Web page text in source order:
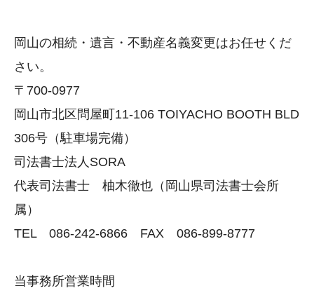
よくあるご質問
司法書士とは？
倉敷市で相続手続でお悩みの方
総社市で相続手続でお悩みの方
玉野市で相続手続でお悩みの方
浅口市で相続手続でお悩みの方
お客様の声
相談・解決事例集
事務所概要
岡山の相続・遺言・不動産名義変更はお任せくだ
さい。
〒700-0977
岡山市北区問屋町11-106 TOIYACHO BOOTH BLD
306号（駐車場完備）
司法書士法人SORA
代表司法書士 柚木徹也（岡山県司法書士会所
属）
TEL 086-242-6866 FAX 086-899-8777
当事務所営業時間